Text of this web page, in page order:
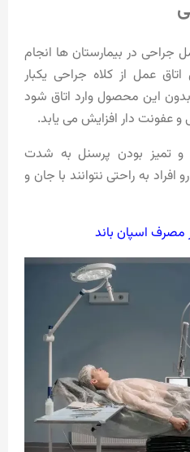
جراحی در بیمارستان ها انجام
عمل از کلاه جراحی یکبار
این محصول وارد اتاق شود
عفونت دار افزایش می یابد.
و تمیز بودن پرسنل به شدت
به راحتی نتوانند با جان و
مصرف اسپان باند